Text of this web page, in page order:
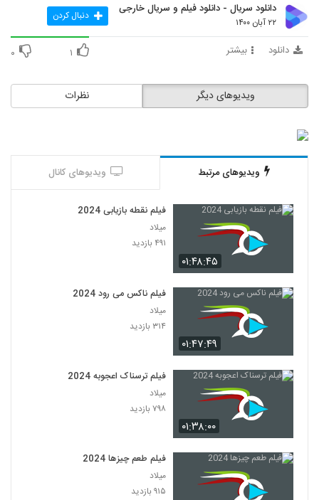
دانلود سریال - دانلود فیلم و سریال خارجی
۲۲ آبان ۱۴۰۰ دنبال کردن
دانلود بیشتر ۱ ۰
نظرات ویدیوهای دیگر
ویدیوهای مرتبط ویدیوهای کانال
۰۱:۴۸:۴۵
فیلم نقطه بازیابی 2024
میلاد
۴۹۱ بازدید
۰۱:۴۷:۴۹
فیلم ناکس می رود 2024
میلاد
۳۱۴ بازدید
۰۱:۳۸:۰۰
فیلم ترسناک اعجوبه 2024
میلاد
۷۹۸ بازدید
فیلم طعم چیزها 2024
میلاد
۹۱۵ بازدید